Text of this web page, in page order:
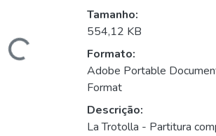
Carregando...
Tamanho:
554,12 KB
Formato:
Adobe Portable
Format
Descrição:
La Trotolla - Partitura